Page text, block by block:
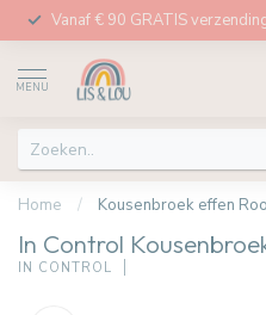
Vanaf € 90 GRATIS
MENU
Home / Kousenbroek effen
In Control
IN CONTROL